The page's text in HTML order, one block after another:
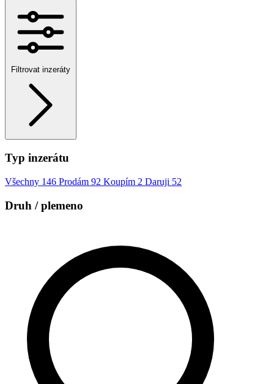
Filtrovat inzeráty
Typ inzerátu
Všechny 146 Prodám 92 Koupím 2 Daruji 52
Druh / plemeno